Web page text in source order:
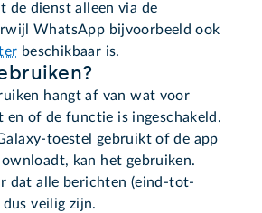
de dienst alleen via de
WhatsApp bijvoorbeeld ook
beschikbaar is.
hangt af van wat voor
en of de functie is ingeschakeld.
toestel gebruikt of de app
kan het gebruiken.
dat alle berichten (eind-tot-
veilig zijn.